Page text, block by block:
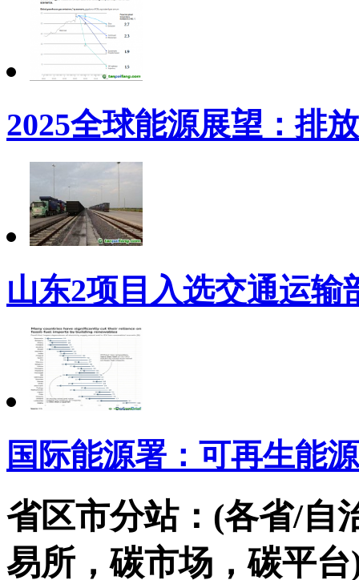
2025全球能源展望：排
山东2项目入选交通运输
国际能源署：可再生能
省区市分站：(各省/自
易所，碳市场，碳平台